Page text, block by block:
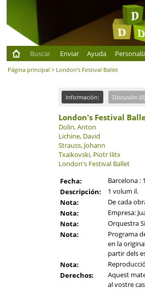
Buscar
Enviar Ayuda
Página principal > London's Festival Ballet
Información: Discusión (0)
London's Festival
Dolin, Anton
Lichine, David
Strauss, Johann
Txaikovski, Piotr Ilitx
London's Festival Ballet
Fecha:
Barcelona :
Descripción:
1 volum il.
Nota:
De cada
Nota:
Empresa:
Nota:
Orquestra
Nota:
Programa
en la
partir dels
Nota:
Derechos:
Aquest
al vostre